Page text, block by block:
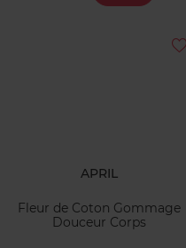
APRIL
Fleur de Coton Gommage
Douceur Corps